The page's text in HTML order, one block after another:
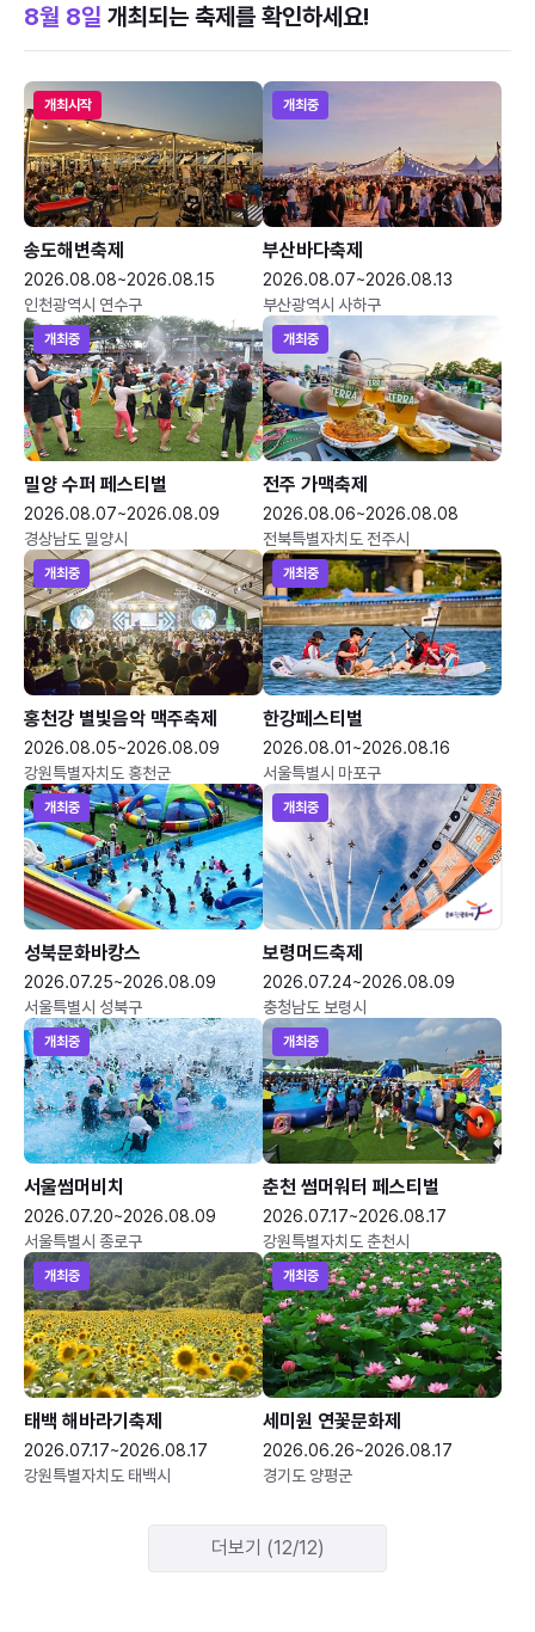
8월 8일 개최되는 축제를 확인하세요!
개최시작
송도해변축제
2026.08.08~2026.08.15
인천광역시 연수구
개최중
부산바다축제
2026.08.07~2026.08.13
부산광역시 사하구
개최중
밀양 수퍼 페스티벌
2026.08.07~2026.08.09
경상남도 밀양시
개최중
전주 가맥축제
2026.08.06~2026.08.08
전북특별자치도 전주시
개최중
홍천강 별빛음악 맥주축제
2026.08.05~2026.08.09
강원특별자치도 홍천군
개최중
한강페스티벌
2026.08.01~2026.08.16
서울특별시 마포구
개최중
성북문화바캉스
2026.07.25~2026.08.09
서울특별시 성북구
개최중
보령머드축제
2026.07.24~2026.08.09
충청남도 보령시
개최중
서울썸머비치
2026.07.20~2026.08.09
서울특별시 종로구
개최중
춘천 썸머워터 페스티벌
2026.07.17~2026.08.17
강원특별자치도 춘천시
개최중
태백 해바라기축제
2026.07.17~2026.08.17
강원특별자치도 태백시
개최중
세미원 연꽃문화제
2026.06.26~2026.08.17
경기도 양평군
더보기 (12/12)